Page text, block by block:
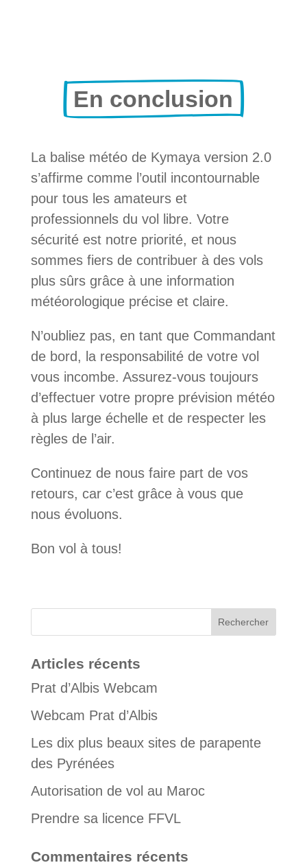
En conclusion
La balise météo de Kymaya version 2.0
s’affirme comme l’outil incontournable
pour tous les amateurs et
professionnels du vol libre. Votre
sécurité est notre priorité, et nous
sommes fiers de contribuer à des vols
plus sûrs grâce à une information
météorologique précise et claire.
N’oubliez pas, en tant que Commandant
de bord, la responsabilité de votre vol
vous incombe. Assurez-vous toujours
d’effectuer votre propre prévision météo
à plus large échelle et de respecter les
règles de l’air.
Continuez de nous faire part de vos
retours, car c’est grâce à vous que
nous évoluons.
Bon vol à tous!
Articles récents
Prat d’Albis Webcam
Webcam Prat d’Albis
Les dix plus beaux sites de parapente
des Pyrénées
Autorisation de vol au Maroc
Prendre sa licence FFVL
Commentaires récents